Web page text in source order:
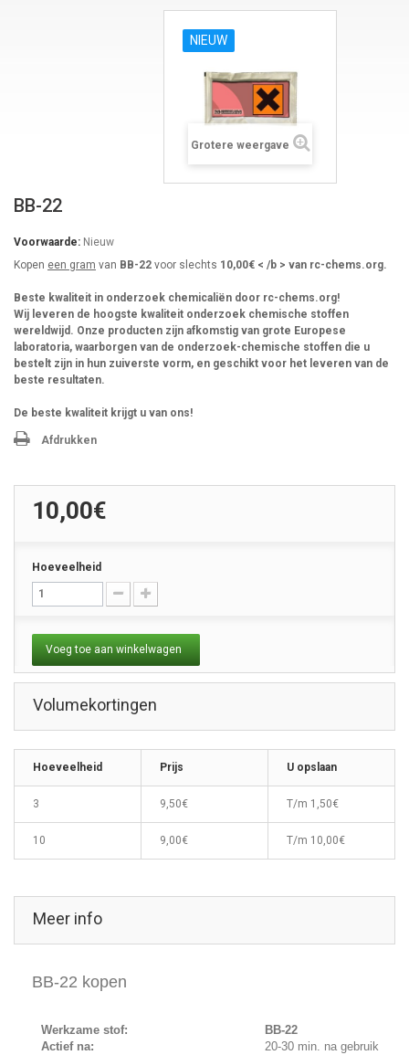
NIEUW
Grotere weergave
BB-22
Voorwaarde: Nieuw
Kopen een gram van BB-22 voor slechts 10,00€ < /b > van rc-chems.org.
Beste kwaliteit in onderzoek chemicaliën door rc-chems.org!
Wij leveren de hoogste kwaliteit onderzoek chemische stoffen
wereldwijd. Onze producten zijn afkomstig van grote Europese
laboratoria, waarborgen van de onderzoek-chemische stoffen die u
bestelt zijn in hun zuiverste vorm, en geschikt voor het leveren van de
beste resultaten.
De beste kwaliteit krijgt u van ons!
Afdrukken
10,00€
Hoeveelheid
Voeg toe aan winkelwagen
Volumekortingen
Hoeveelheid Prijs U opslaan
3 9,50€ T/m 1,50€
10 9,00€ T/m 10,00€
Meer info
BB-22 kopen
Werkzame stof:
Actief na:
BB-22
20-30 min. na gebruik